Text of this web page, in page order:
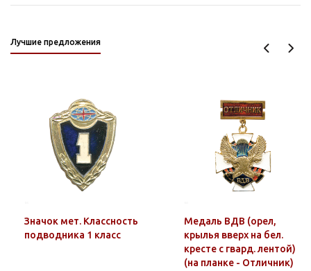
Лучшие предложения
Значок мет. Классность
подводника 1 класс
Медаль ВДВ (орел,
крылья вверх на бел.
кресте с гвард. лентой)
(на планке - Отличник)